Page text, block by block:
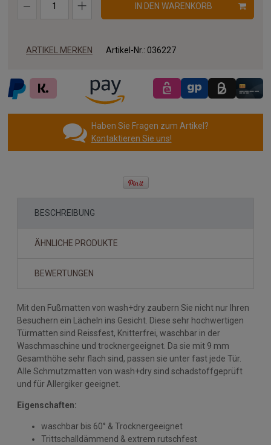
IN DEN WARENKORB
ARTIKEL MERKEN Artikel-Nr.: 036227
Haben Sie Fragen zum Artikel?
Kontaktieren Sie uns!
BESCHREIBUNG
ÄHNLICHE PRODUKTE
BEWERTUNGEN
Mit den Fußmatten von wash+dry zaubern Sie nicht nur Ihren
Besuchern ein Lächeln ins Gesicht. Diese sehr hochwertigen
Türmatten sind Reissfest, Knitterfrei, waschbar in der
Waschmaschine und trocknergeeignet. Da sie mit 9 mm
Gesamthöhe sehr flach sind, passen sie unter fast jede Tür.
Alle Schmutzmatten von wash+dry sind schadstoffgeprüft
und für Allergiker geeignet.
Eigenschaften:
waschbar bis 60° & Trocknergeeignet
Trittschalldämmend & extrem rutschfest